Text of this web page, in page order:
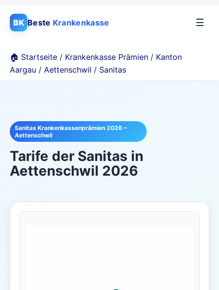
BK Beste Krankenkasse ☰
🏠 Startseite / Krankenkasse Prämien / Kanton
Aargau / Aettenschwil / Sanitas
Sanitas Krankenkassenprämien 2026 –
Aettenschwil
Tarife der Sanitas in
Aettenschwil 2026